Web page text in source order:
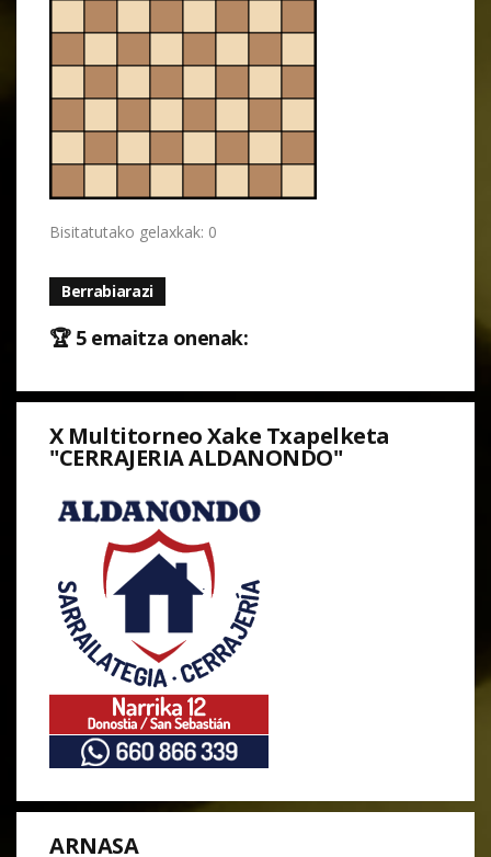
Bisitatutako gelaxkak: 0
Berrabiarazi
🏆 5 emaitza onenak:
X Multitorneo Xake Txapelketa
"CERRAJERIA ALDANONDO"
ARNASA